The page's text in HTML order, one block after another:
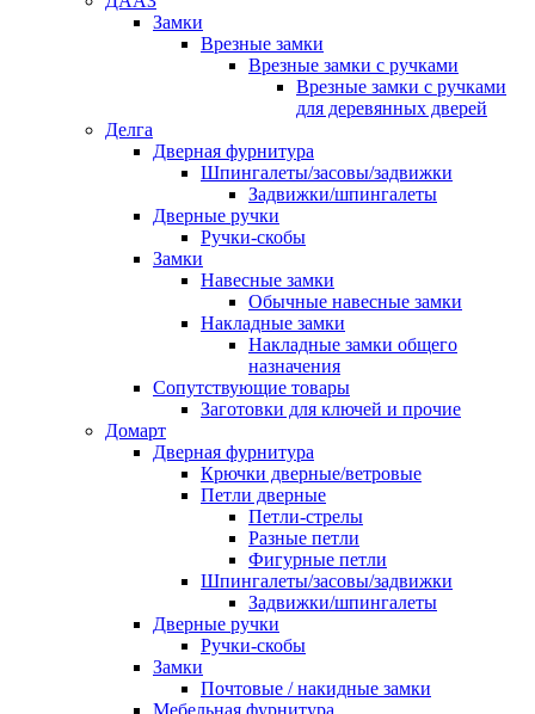
Замки
Врезные замки
Врезные замки с ручками
Врезные замки с ручками
для деревянных дверей
Делга
Дверная фурнитура
Шпингалеты/засовы/задвижки
Задвижки/шпингалеты
Дверные ручки
Ручки-скобы
Замки
Навесные замки
Обычные навесные замки
Накладные замки
Накладные замки общего
назначения
Сопутствующие товары
Заготовки для ключей и прочие
Домарт
Дверная фурнитура
Крючки дверные/ветровые
Петли дверные
Петли-стрелы
Разные петли
Фигурные петли
Шпингалеты/засовы/задвижки
Задвижки/шпингалеты
Дверные ручки
Ручки-скобы
Замки
Почтовые / накидные замки